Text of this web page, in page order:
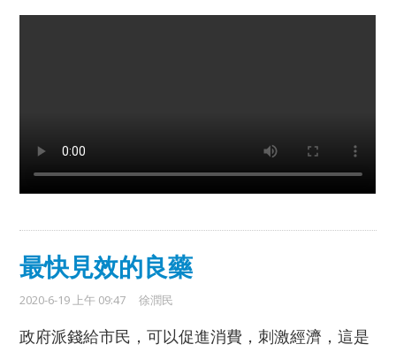
最快見效的良藥
2020-6-19 上午 09:47 徐潤民
政府派錢給市民，可以促進消費，刺激經濟，這是